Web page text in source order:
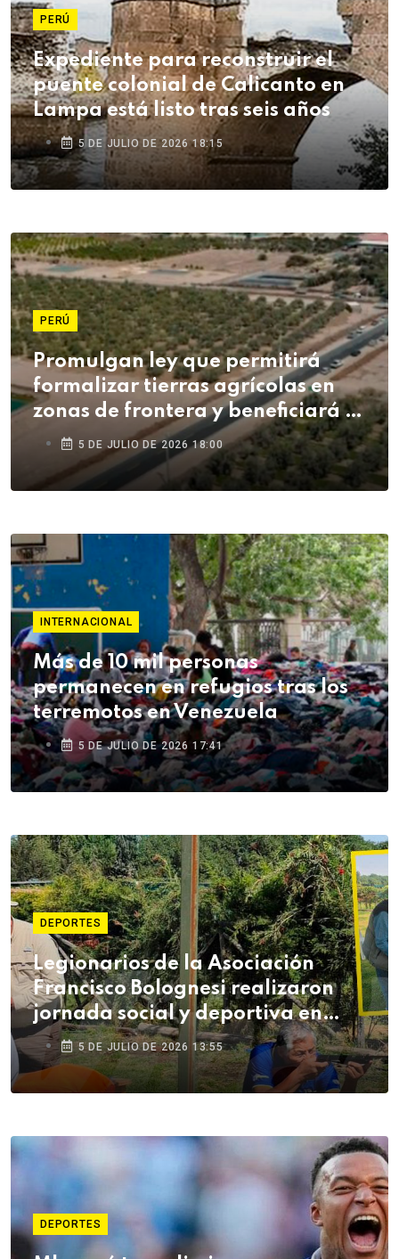
PERÚ
Expediente para reconstruir el
puente colonial de Calicanto en
Lampa está listo tras seis años
5 DE JULIO DE 2026 18:15
PERÚ
Promulgan ley que permitirá
formalizar tierras agrícolas en
zonas de frontera y beneficiará a
agricultores de Tacna
5 DE JULIO DE 2026 18:00
INTERNACIONAL
Más de 10 mil personas
permanecen en refugios tras los
terremotos en Venezuela
5 DE JULIO DE 2026 17:41
DEPORTES
Legionarios de la Asociación
Francisco Bolognesi realizaron
jornada social y deportiva en
Arequipa
5 DE JULIO DE 2026 13:55
DEPORTES